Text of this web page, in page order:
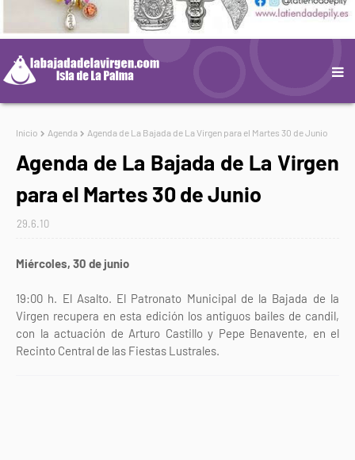
Inicio Agenda Agenda de La Bajada de La Virgen para el Martes 30 de Junio
Agenda de La Bajada de La Virgen
para el Martes 30 de Junio
29.6.10
Miércoles, 30 de junio
19:00 h. El Asalto. El Patronato Municipal de la Bajada de la
Virgen recupera en esta edición los antiguos bailes de candil,
con la actuación de Arturo Castillo y Pepe Benavente, en el
Recinto Central de las Fiestas Lustrales.